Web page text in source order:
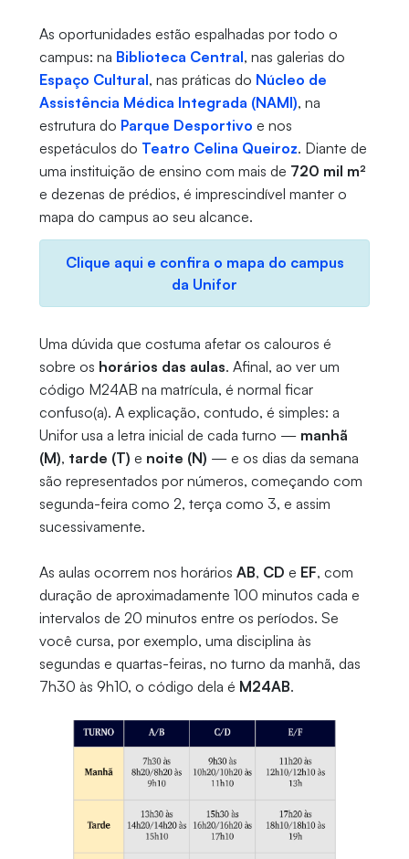
As oportunidades estão espalhadas por todo o
campus: na Biblioteca Central, nas galerias do
Espaço Cultural, nas práticas do Núcleo de
Assistência Médica Integrada (NAMI), na
estrutura do Parque Desportivo e nos
espetáculos do Teatro Celina Queiroz. Diante de
uma instituição de ensino com mais de 720 mil m²
e dezenas de prédios, é imprescindível manter o
mapa do campus ao seu alcance.
Clique aqui e confira o mapa do campus
da Unifor
Uma dúvida que costuma afetar os calouros é
sobre os horários das aulas. Afinal, ao ver um
código M24AB na matrícula, é normal ficar
confuso(a). A explicação, contudo, é simples: a
Unifor usa a letra inicial de cada turno — manhã
(M), tarde (T) e noite (N) — e os dias da semana
são representados por números, começando com
segunda-feira como 2, terça como 3, e assim
sucessivamente.
As aulas ocorrem nos horários AB, CD e EF, com
duração de aproximadamente 100 minutos cada e
intervalos de 20 minutos entre os períodos. Se
você cursa, por exemplo, uma disciplina às
segundas e quartas-feiras, no turno da manhã, das
7h30 às 9h10, o código dela é M24AB.